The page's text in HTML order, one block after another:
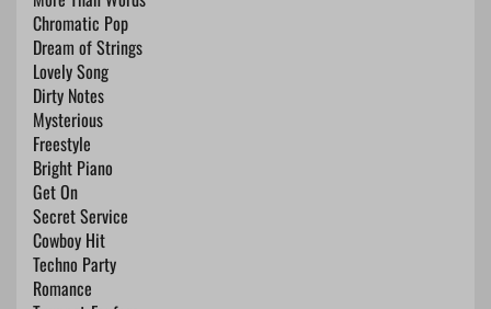
Chromatic Pop
Dream of Strings
Lovely Song
Dirty Notes
Mysterious
Freestyle
Bright Piano
Get On
Secret Service
Cowboy Hit
Techno Party
Romance